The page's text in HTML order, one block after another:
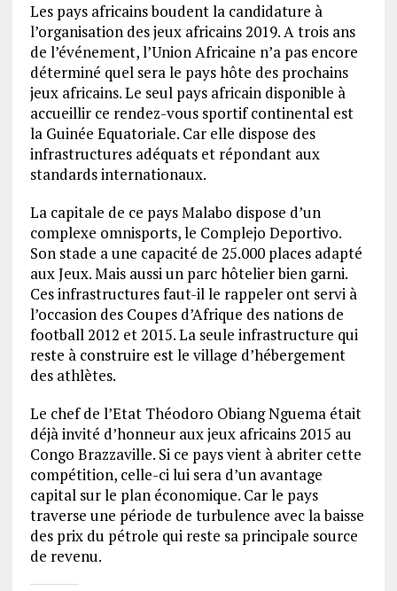
Les pays africains boudent la candidature à
l’organisation des jeux africains 2019. A trois ans
de l’événement, l’Union Africaine n’a pas encore
déterminé quel sera le pays hôte des prochains
jeux africains. Le seul pays africain disponible à
accueillir ce rendez-vous sportif continental est
la Guinée Equatoriale. Car elle dispose des
infrastructures adéquats et répondant aux
standards internationaux.
La capitale de ce pays Malabo dispose d’un
complexe omnisports, le Complejo Deportivo.
Son stade a une capacité de 25.000 places adapté
aux Jeux. Mais aussi un parc hôtelier bien garni.
Ces infrastructures faut-il le rappeler ont servi à
l’occasion des Coupes d’Afrique des nations de
football 2012 et 2015. La seule infrastructure qui
reste à construire est le village d’hébergement
des athlètes.
Le chef de l’Etat Théodoro Obiang Nguema était
déjà invité d’honneur aux jeux africains 2015 au
Congo Brazzaville. Si ce pays vient à abriter cette
compétition, celle-ci lui sera d’un avantage
capital sur le plan économique. Car le pays
traverse une période de turbulence avec la baisse
des prix du pétrole qui reste sa principale source
de revenu.